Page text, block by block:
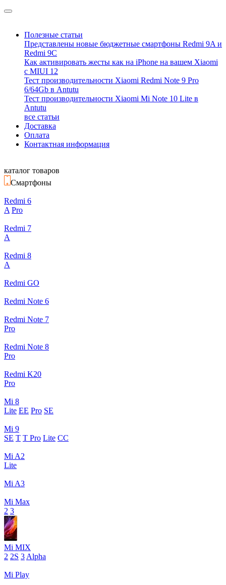
Полезные статьи
Представлены новые бюджетные смартфоны Redmi 9A и
Redmi 9C
Как активировать жесты как на iPhone на вашем Xiaomi
с MIUI 12
Тест производительности Xiaomi Redmi Note 9 Pro
6/64Gb в Antutu
Тест производительности Xiaomi Mi Note 10 Lite в
Antutu
все статьи
Доставка
Оплата
Контактная информация
каталог товаров
Смартфоны
Redmi 6
A Pro
Redmi 7
A
Redmi 8
A
Redmi GO
Redmi Note 6
Redmi Note 7
Pro
Redmi Note 8
Pro
Redmi K20
Pro
Mi 8
Lite EE Pro SE
Mi 9
SE T T Pro Lite CC
Mi A2
Lite
Mi A3
Mi Max
2 3
Mi MIX
2 2S 3 Alpha
Mi Play